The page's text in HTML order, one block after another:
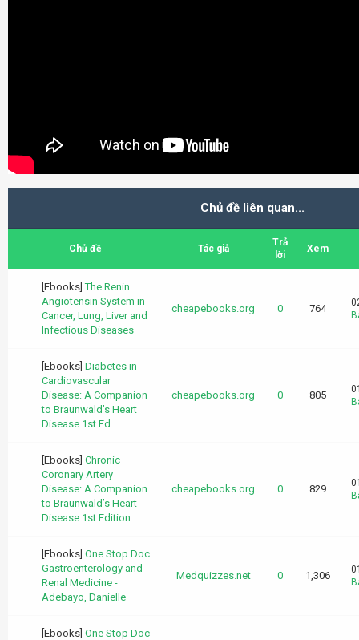
Chủ đề liên quan...
Chủ đề Tác giả
Trả
lời
Xem
[Ebooks]The Renin
Angiotensin System in
Cancer, Lung, Liver and
Infectious Diseases
cheapebooks.org 0 764
[Ebooks] Diabetes in
Cardiovascular
Disease: A Companion
to Braunwald’s Heart
Disease 1st Ed
cheapebooks.org 0 805
[Ebooks] Chronic
Coronary Artery
Disease: A Companion
to Braunwald’s Heart
Disease 1st Edition
cheapebooks.org 0 829
[Ebooks] One Stop Doc
Gastroenterology and
Renal Medicine -
Adebayo, Danielle
Medquizzes.net 0 1,306
[Ebooks] One Stop Doc